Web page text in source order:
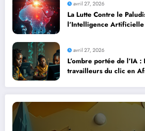
avril 27, 2026
La Lutte Contre le
l’Intelligence Artificielle
avril 27, 2026
L’ombre portée de l’IA
travailleurs du clic en